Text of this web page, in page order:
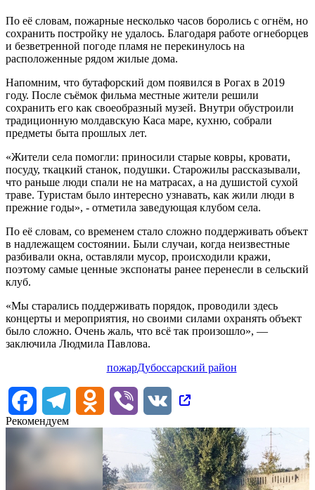
По её словам, пожарные несколько часов боролись с огнём, но
сохранить постройку не удалось. Благодаря работе огнеборцев
и безветренной погоде пламя не перекинулось на
расположенные рядом жилые дома.
Напомним, что бутафорский дом появился в Рогах в 2019
году. После съёмок фильма местные жители решили
сохранить его как своеобразный музей. Внутри обустроили
традиционную молдавскую Каса маре, кухню, собрали
предметы быта прошлых лет.
«Жители села помогли: приносили старые ковры, кровати,
посуду, ткацкий станок, подушки. Старожилы рассказывали,
что раньше люди спали не на матрасах, а на душистой сухой
траве. Туристам было интересно узнавать, как жили люди в
прежние годы», - отметила заведующая клубом села.
По её словам, со временем стало сложно поддерживать объект
в надлежащем состоянии. Были случаи, когда неизвестные
разбивали окна, оставляли мусор, происходили кражи,
поэтому самые ценные экспонаты ранее перенесли в сельский
клуб.
«Мы старались поддерживать порядок, проводили здесь
концерты и мероприятия, но своими силами охранять объект
было сложно. Очень жаль, что всё так произошло», —
заключила Людмила Павлова.
пожарДубоссарский район
FacebookTelegram Odnoklassniki
Viber
VK
Рекомендуем